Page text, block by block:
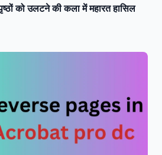
को उलटने की कला में महारत हासिल